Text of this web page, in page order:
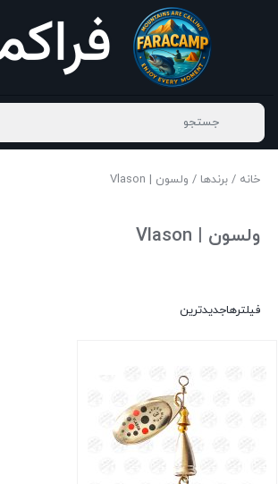
خانه / برندها / ولسون | Vlason
ولسون | Vlason
فیلترهاجدیدترین